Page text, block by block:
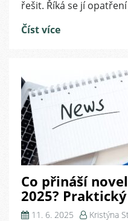
řešit. Říká se jí
Číst více
Co přináší
2025?
11. 6. 2025 Kristýna